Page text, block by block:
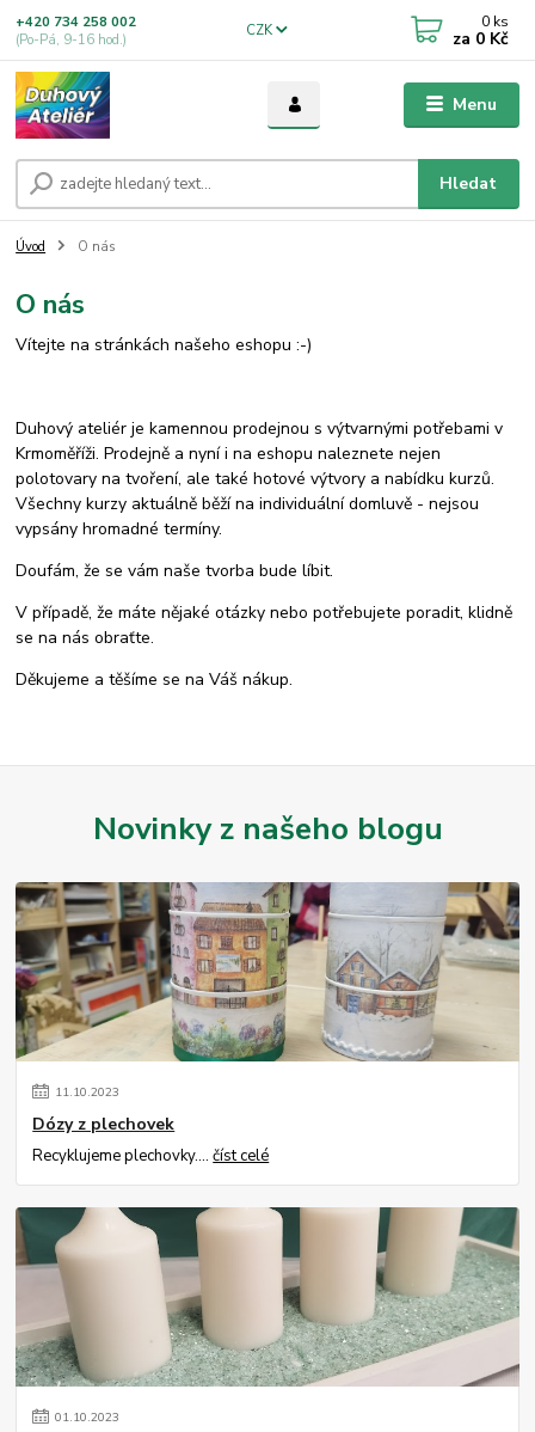
Menu
CZK
Hledat
+420 734 258 002
(Po-Pá, 9-16 hod.)
0 ks
za 0 Kč
Úvod O nás
O nás
Vítejte na stránkách našeho eshopu :-)
Duhový ateliér je kamennou prodejnou s výtvarnými potřebami v
Krmoměříži. Prodejně a nyní i na eshopu naleznete nejen
polotovary na tvoření, ale také hotové výtvory a nabídku kurzů.
Všechny kurzy aktuálně běží na individuální domluvě - nejsou
vypsány hromadné termíny.
Doufám, že se vám naše tvorba bude líbit.
V případě, že máte nějaké otázky nebo potřebujete poradit, klidně
se na nás obraťte.
Děkujeme a těšíme se na Váš nákup.
Novinky z našeho blogu
11.10.2023
Dózy z plechovek
Recyklujeme plechovky....číst celé
01.10.2023